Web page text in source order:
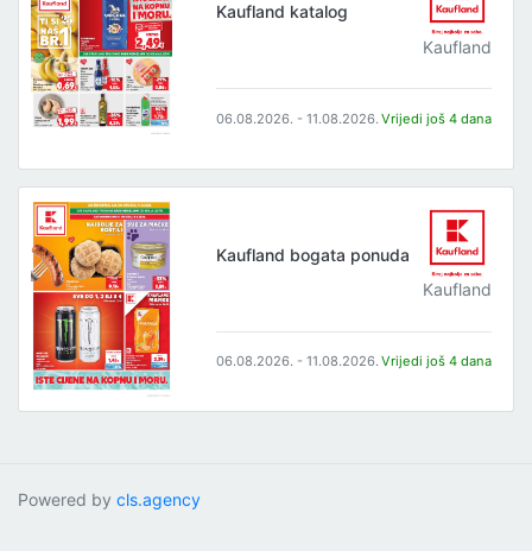
Kaufland katalog
Kaufland
06.08.2026. - 11.08.2026. Vrijedi još 4 dana
Kaufland bogata ponuda
Kaufland
06.08.2026. - 11.08.2026. Vrijedi još 4 dana
Powered by cls.agency